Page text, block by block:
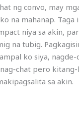
ng convo, may
na mahanap. Taga
niya sa akin,
na tubig.
ko siya,
chat pero
sa akin.